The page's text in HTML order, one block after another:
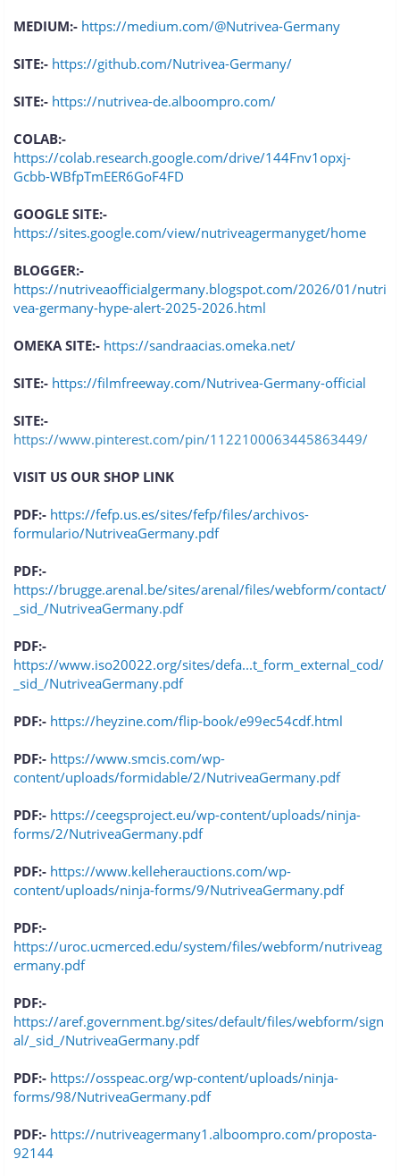
MEDIUM:- https://medium.com/@Nutrivea-Germany
SITE:- https://github.com/Nutrivea-Germany/
SITE:- https://nutrivea-de.alboompro.com/
COLAB:-
https://colab.research.google.com/drive/144Fnv1opxj-
Gcbb-WBfpTmEER6GoF4FD
GOOGLE SITE:-
https://sites.google.com/view/nutriveagermanyget/home
BLOGGER:-
https://nutriveaofficialgermany.blogspot.com/2026/01/nutri
vea-germany-hype-alert-2025-2026.html
OMEKA SITE:- https://sandraacias.omeka.net/
SITE:- https://filmfreeway.com/Nutrivea-Germany-official
SITE:-
https://www.pinterest.com/pin/1122100063445863449/
VISIT US OUR SHOP LINK
PDF:- https://fefp.us.es/sites/fefp/files/archivos-
formulario/NutriveaGermany.pdf
PDF:-
https://brugge.arenal.be/sites/arenal/files/webform/contact/
_sid_/NutriveaGermany.pdf
PDF:-
https://www.iso20022.org/sites/defa...t_form_external_cod/
_sid_/NutriveaGermany.pdf
PDF:- https://heyzine.com/flip-book/e99ec54cdf.html
PDF:- https://www.smcis.com/wp-
content/uploads/formidable/2/NutriveaGermany.pdf
PDF:- https://ceegsproject.eu/wp-content/uploads/ninja-
forms/2/NutriveaGermany.pdf
PDF:- https://www.kelleherauctions.com/wp-
content/uploads/ninja-forms/9/NutriveaGermany.pdf
PDF:-
https://uroc.ucmerced.edu/system/files/webform/nutriveag
ermany.pdf
PDF:-
https://aref.government.bg/sites/default/files/webform/sign
al/_sid_/NutriveaGermany.pdf
PDF:- https://osspeac.org/wp-content/uploads/ninja-
forms/98/NutriveaGermany.pdf
PDF:- https://nutriveagermany1.alboompro.com/proposta-
92144